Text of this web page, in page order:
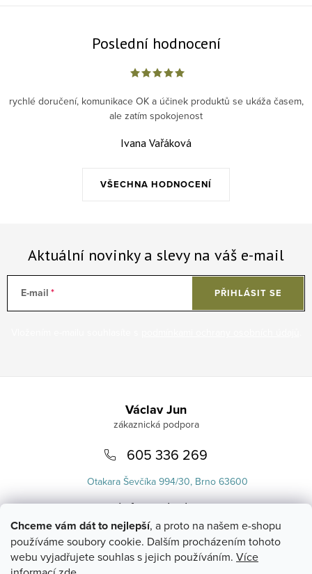
Chceme vám dát to nejlepší, a proto na našem e-shopu
používáme soubory cookie. Dalším procházením tohoto
webu vyjadřujete souhlas s jejich používáním. Více
Poslední hodnocení
VŠECHNA HODNOCENÍ
rychlé doručení, komunikace OK a účinek produktů se ukáža časem,
ale zatím spokojenost
Ivana Vařáková
Aktuální novinky a slevy na váš e-mail
E-mail PŘIHLÁSIT SE
Václav Jun
605 336 269
Otakara Ševčíka 994/30, Brno 63600
info@uvlasku.cz